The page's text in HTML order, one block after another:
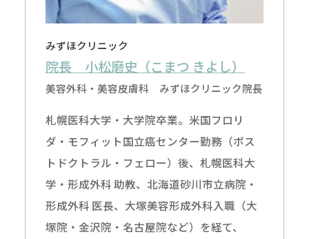
みずほクリニック
院長 小松磨史（こまつ きよし）
美容外科・美容皮膚科 みずほクリニック院長
札幌医科大学・大学院卒業。米国フロリ
ダ・モフィット国立癌センター勤務（ポス
トドクトラル・フェロー）後、札幌医科大
学・形成外科 助教、北海道砂川市立病院・
形成外科 医長、大塚美容形成外科入職（大
塚院・金沢院・名古屋院など）を経て、